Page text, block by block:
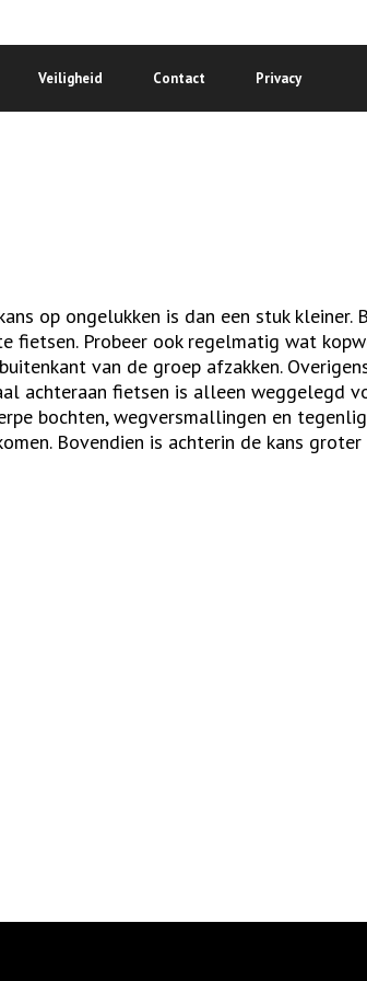
Veiligheid Contact Privacy
op ongelukken is dan een stuk
fietsen. Probeer ook regelmatig wat
van de groep afzakken.
achteraan fietsen is alleen weggelegd
bochten, wegversmallingen en
Bovendien is achterin de kans